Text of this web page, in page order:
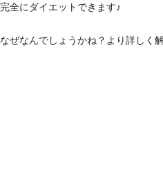
完全にダイエットできます♪
なぜなんでしょうかね？より詳しく